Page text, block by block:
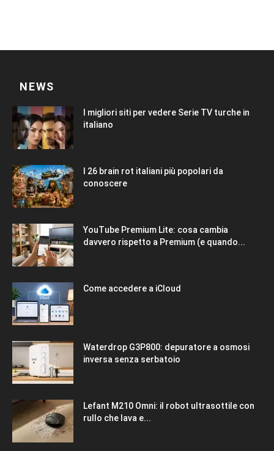
NEWS
I migliori siti per vedere Serie TV turche in
italiano
I 26 brain rot italiani più popolari da
conoscere
YouTube Premium Lite: cosa cambia
davvero rispetto a Premium (e quando...
Come accedere a iCloud
Waterdrop G3P800: depuratore a osmosi
inversa senza serbatoio
Lefant M210 Omni: il robot ultrasottile con
rullo che lava e...